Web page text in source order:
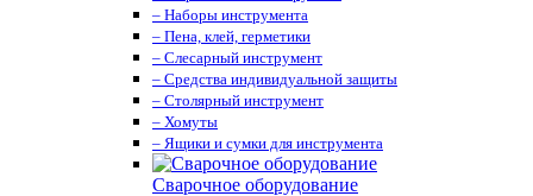
– Наборы инструмента
– Пена, клей, герметики
– Слесарный инструмент
– Средства индивидуальной защиты
– Столярный инструмент
– Хомуты
– Ящики и сумки для инструмента
Сварочное оборудование